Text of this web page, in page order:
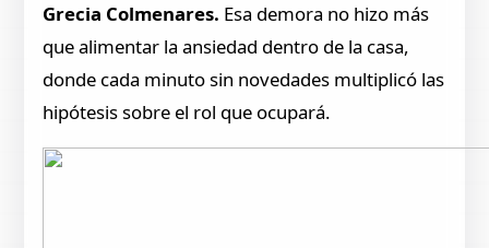
Grecia Colmenares. Esa demora no hizo más
que alimentar la ansiedad dentro de la casa,
donde cada minuto sin novedades multiplicó las
hipótesis sobre el rol que ocupará.